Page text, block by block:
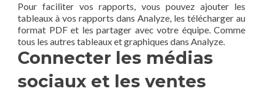
Pour faciliter vos rapports, vous pouvez ajouter les
tableaux à vos rapports dans Analyze, les télécharger au
format PDF et les partager avec votre équipe. Comme
tous les autres tableaux et graphiques dans Analyze.
Connecter les médias
sociaux et les ventes